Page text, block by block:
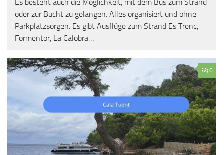
Es besteht auch die Möglichkeit, mit dem Bus zum Strand
oder zur Bucht zu gelangen. Alles organisiert und ohne
Parkplatzsorgen. Es gibt Ausflüge zum Strand Es Trenc,
Formentor, La Calobra…
0